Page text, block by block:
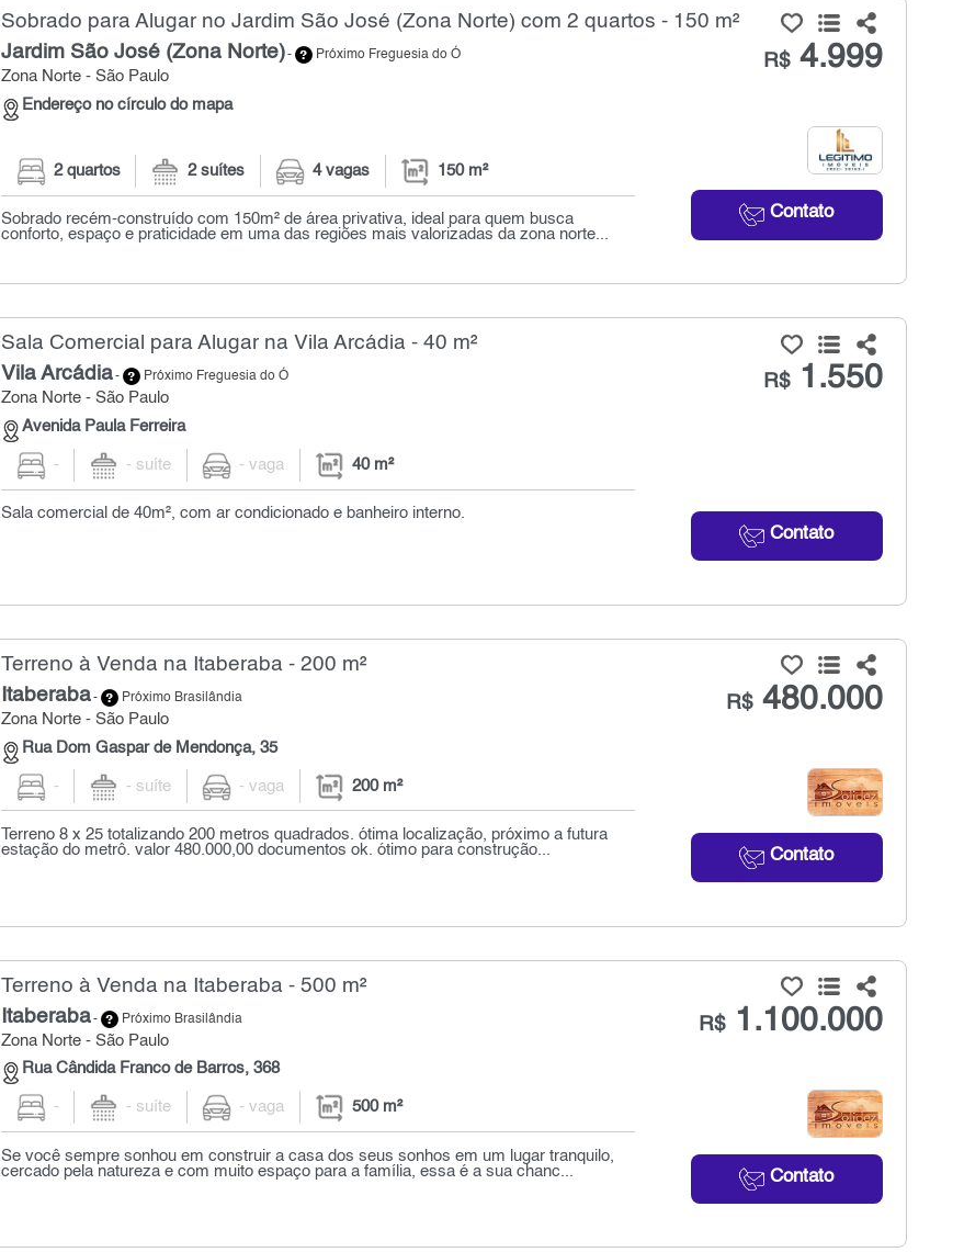
Sobrado para Alugar no Jardim São José (Zona Norte) com 2 quartos - 150 m²
Jardim São José (Zona Norte)- Próximo Freguesia do Ó
Zona Norte - São Paulo
Endereço no círculo do mapa
R$4.999
Contato
2 quartos 2 suítes 4 vagas 150 m²
Sobrado recém-construído com 150m² de área privativa, ideal para quem busca
conforto, espaço e praticidade em uma das regiões mais valorizadas da zona norte...
Sala Comercial para Alugar na Vila Arcádia - 40 m²
Vila Arcádia- Próximo Freguesia do Ó
Zona Norte - São Paulo
Avenida Paula Ferreira
R$1.550
Contato
- - suíte - vaga 40 m²
Sala comercial de 40m², com ar condicionado e banheiro interno.
Terreno à Venda na Itaberaba - 200 m²
Itaberaba- Próximo Brasilândia
Zona Norte - São Paulo
Rua Dom Gaspar de Mendonça, 35
R$480.000
Contato
- - suíte - vaga 200 m²
Terreno 8 x 25 totalizando 200 metros quadrados. ótima localização, próximo a futura
estação do metrô. valor 480.000,00 documentos ok. ótimo para construção...
Terreno à Venda na Itaberaba - 500 m²
Itaberaba- Próximo Brasilândia
Zona Norte - São Paulo
Rua Cândida Franco de Barros, 368
R$1.100.000
Contato
- - suíte - vaga 500 m²
Se você sempre sonhou em construir a casa dos seus sonhos em um lugar tranquilo,
cercado pela natureza e com muito espaço para a família, essa é a sua chanc...